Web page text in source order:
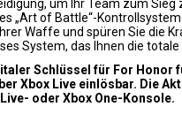
um Ihr Team zum Sieg
„Art of Battle“-
Waffe und spüren Sie die
System, das Ihnen die
Schlüssel für For Honor
Xbox Live einlösbar. Die
oder Xbox One-Konsole.